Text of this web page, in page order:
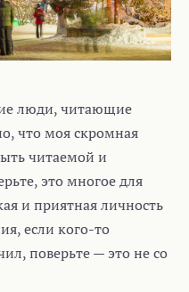
люди, читающие
что моя скромная
читаемой и
это многое для
и приятная личность
если кого-то
поверьте — это не со